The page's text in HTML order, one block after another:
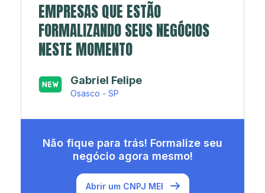
EMPRESAS QUE ESTÃO
FORMALIZANDO SEUS NEGÓCIOS
NESTE MOMENTO
Japa’s açaí e sorveteria
Rio de Janeiro - RJ
Não fique para trás! Formalize seu
negócio agora mesmo!
Abrir um CNPJ MEI